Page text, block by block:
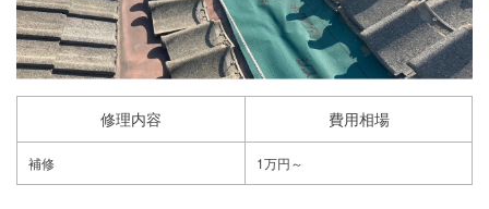
修理内容 費用相場
補修 1万円～